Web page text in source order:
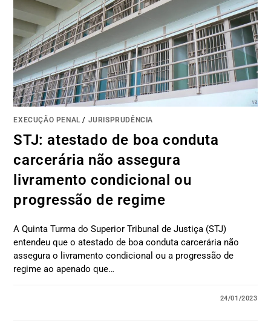
EXECUÇÃO PENAL / JURISPRUDÊNCIA
STJ: atestado de boa conduta
carcerária não assegura
livramento condicional ou
progressão de regime
A Quinta Turma do Superior Tribunal de Justiça (STJ)
entendeu que o atestado de boa conduta carcerária não
assegura o livramento condicional ou a progressão de
regime ao apenado que…
24/01/2023